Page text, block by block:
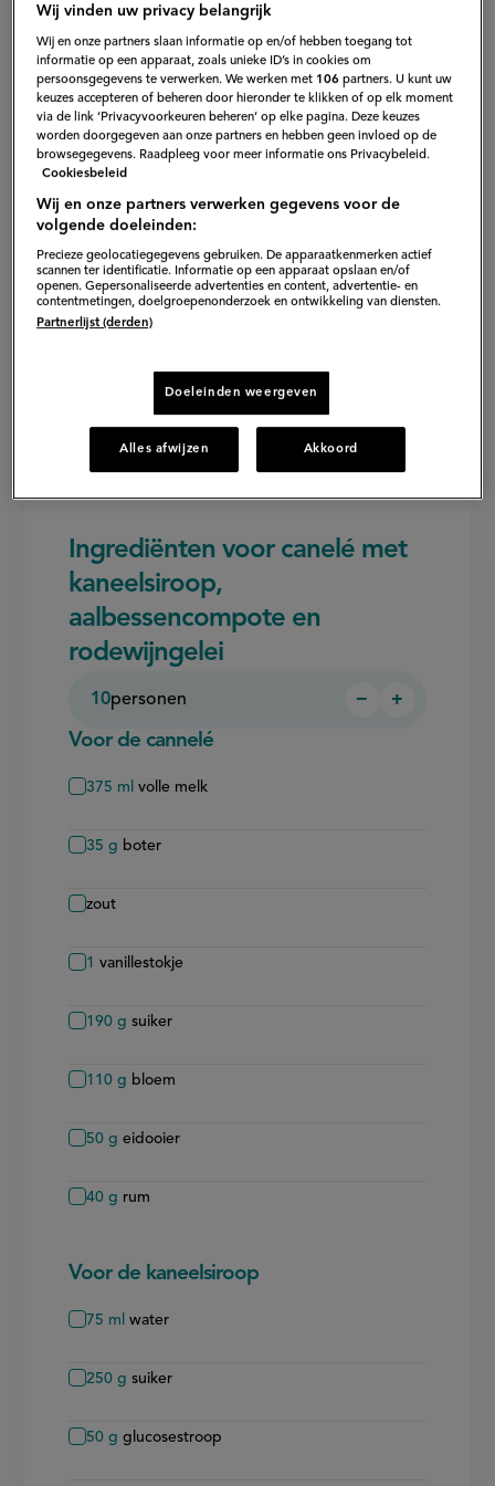
Ingrediënten voor canelé met
kaneelsiroop,
aalbessencompote en
rodewijngelei
10personen
Persoon
−
Persoon
+
Voor de cannelé
375 ml volle melk
35 g boter
zout
1 vanillestokje
190 g suiker
110 g bloem
50 g eidooier
40 g rum
Voor de kaneelsiroop
75 ml water
250 g suiker
50 g glucosestroop
Wij vinden uw privacy belangrijk
Wij en onze partners slaan informatie op en/of hebben toegang tot
informatie op een apparaat, zoals unieke ID’s in cookies om
persoonsgegevens te verwerken. We werken met 106 partners. U kunt uw
keuzes accepteren of beheren door hieronder te klikken of op elk moment
via de link ‘Privacyvoorkeuren beheren’ op elke pagina. Deze keuzes
worden doorgegeven aan onze partners en hebben geen invloed op de
browsegegevens. Raadpleeg voor meer informatie ons Privacybeleid.
Cookiesbeleid
Wij en onze partners verwerken gegevens voor de
volgende doeleinden:
Precieze geolocatiegegevens gebruiken. De apparaatkenmerken actief
scannen ter identificatie. Informatie op een apparaat opslaan en/of
openen. Gepersonaliseerde advertenties en content, advertentie- en
contentmetingen, doelgroepenonderzoek en ontwikkeling van diensten.
Partnerlijst (derden)
Doeleinden weergeven
Alles afwijzen Akkoord